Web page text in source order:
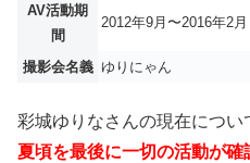
AV活動期
間
2012年9月〜2016年2月
撮影会名義 ゆりにゃん
彩城ゆりなさんの現在につい
夏頃を最後に一切の活動が